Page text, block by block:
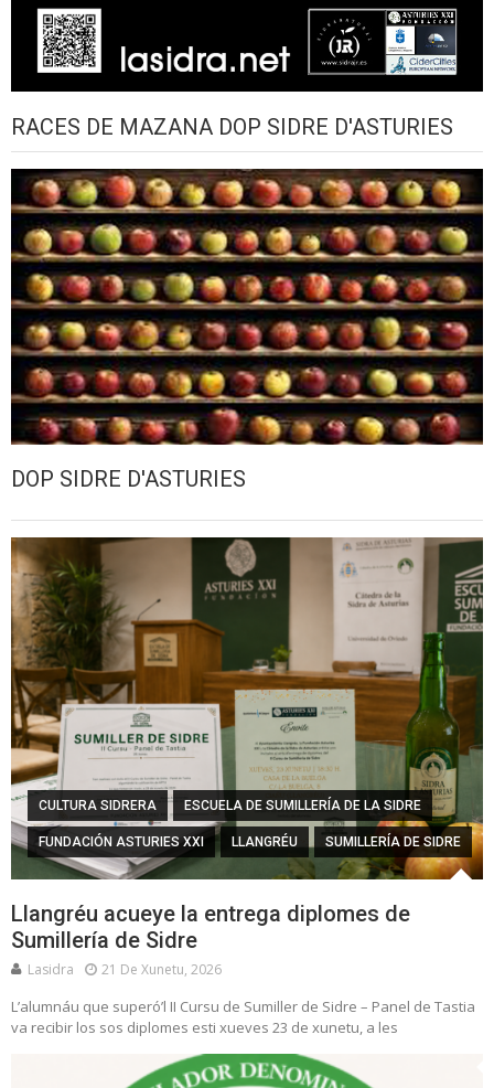
RACES DE MAZANA DOP SIDRE D'ASTURIES
DOP SIDRE D'ASTURIES
CULTURA SIDRERA ESCUELA DE SUMILLERÍA DE LA SIDRE
FUNDACIÓN ASTURIES XXI LLANGRÉU SUMILLERÍA DE SIDRE
Llangréu acueye la entrega diplomes de
Sumillería de Sidre
Lasidra 21 De Xunetu, 2026
L’alumnáu que superó’l II Cursu de Sumiller de Sidre – Panel de Tastia
va recibir los sos diplomes esti xueves 23 de xunetu, a les